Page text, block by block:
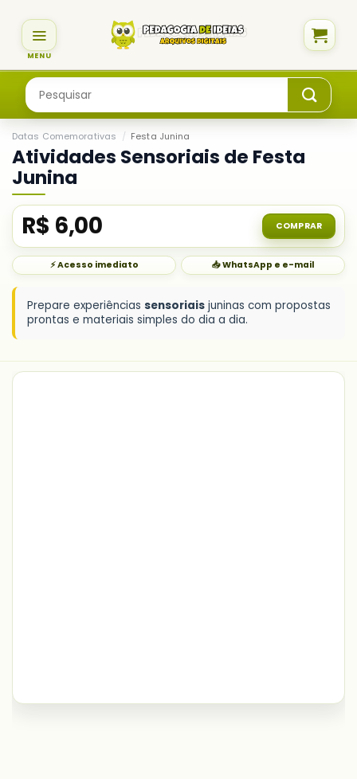
content
Pesquisar
por:
Datas Comemorativas / Festa Junina
Atividades Sensoriais de Festa
Junina
R$ 6,00 COMPRAR
⚡ Acesso imediato 📥 WhatsApp e e-mail
Prepare experiências sensoriais juninas com propostas
prontas e materiais simples do dia a dia.